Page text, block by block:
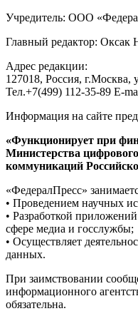
Учредитель: ООО
Главный редактор: Оксак
Адрес редакции:
127018, Россия, г.Москва,
Тел.+7(499) 112-35-89 E-
Информация на сайте
«Функционирует при
Министерства
коммуникаций
«ФедералПресс»
• Проведением научных
• Разработкой
сфере медиа и госслужбы;
• Осуществляет
данных.
При заимствовании
информационного
обязательна.